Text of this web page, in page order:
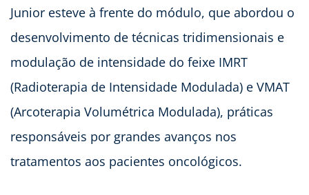
Junior esteve à frente do módulo, que abordou o
desenvolvimento de técnicas tridimensionais e
modulação de intensidade do feixe IMRT
(Radioterapia de Intensidade Modulada) e VMAT
(Arcoterapia Volumétrica Modulada), práticas
responsáveis por grandes avanços nos
tratamentos aos pacientes oncológicos.